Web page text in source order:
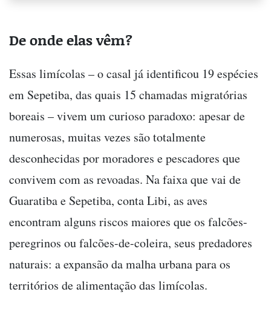
De onde elas vêm?
Essas limícolas – o casal já identificou 19 espécies
em Sepetiba, das quais 15 chamadas migratórias
boreais – vivem um curioso paradoxo: apesar de
numerosas, muitas vezes são totalmente
desconhecidas por moradores e pescadores que
convivem com as revoadas. Na faixa que vai de
Guaratiba e Sepetiba, conta Libi, as aves
encontram alguns riscos maiores que os falcões-
peregrinos ou falcões-de-coleira, seus predadores
naturais: a expansão da malha urbana para os
territórios de alimentação das limícolas.